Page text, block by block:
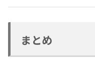
まとめ